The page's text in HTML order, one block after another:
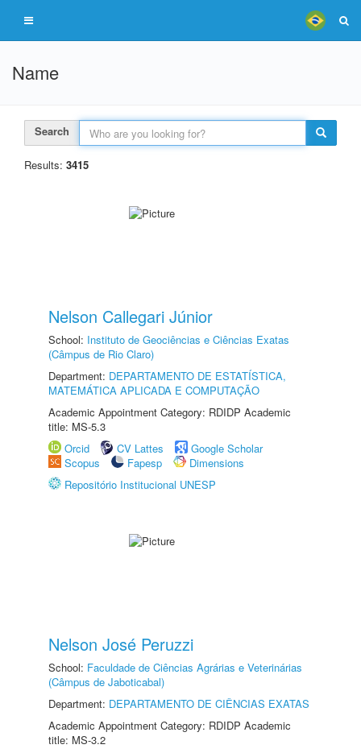
Name
Search
Results: 3415
Nelson Callegari Júnior
School: Instituto de Geociências e Ciências Exatas
(Câmpus de Rio Claro)
Department: DEPARTAMENTO DE ESTATÍSTICA,
MATEMÁTICA APLICADA E COMPUTAÇÃO
Academic Appointment Category: RDIDP Academic
title: MS-5.3
Orcid
CV Lattes
Google Scholar
Scopus
Fapesp
Dimensions
Repositório Institucional UNESP
Nelson José Peruzzi
School: Faculdade de Ciências Agrárias e Veterinárias
(Câmpus de Jaboticabal)
Department: DEPARTAMENTO DE CIÊNCIAS EXATAS
Academic Appointment Category: RDIDP Academic
title: MS-3.2